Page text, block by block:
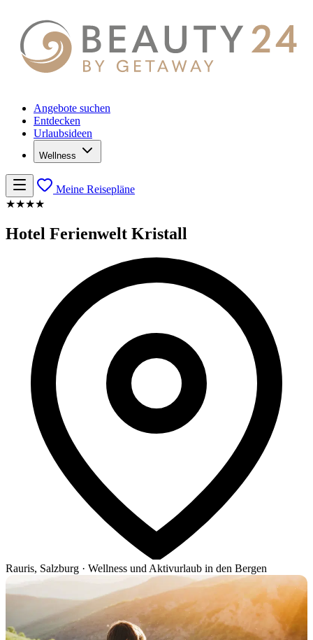
Angebote suchen
Entdecken
Urlaubsideen
Wellness
Meine Reisepläne
★★★★
Hotel Ferienwelt Kristall
Rauris, Salzburg · Wellness und Aktivurlaub in den Bergen